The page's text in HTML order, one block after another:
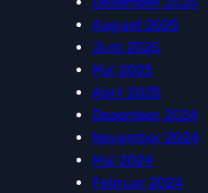
August 2025
Juni 2025
Mai 2025
April 2025
Dezember 2024
November 2024
Mai 2024
Februar 2024